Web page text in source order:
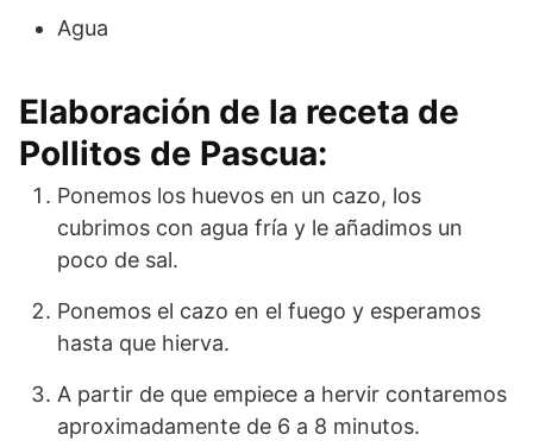
Agua
Elaboración de la receta de
Pollitos de Pascua:
Ponemos los huevos en un cazo, los
cubrimos con agua fría y le añadimos un
poco de sal.
Ponemos el cazo en el fuego y esperamos
hasta que hierva.
A partir de que empiece a hervir contaremos
aproximadamente de 6 a 8 minutos.